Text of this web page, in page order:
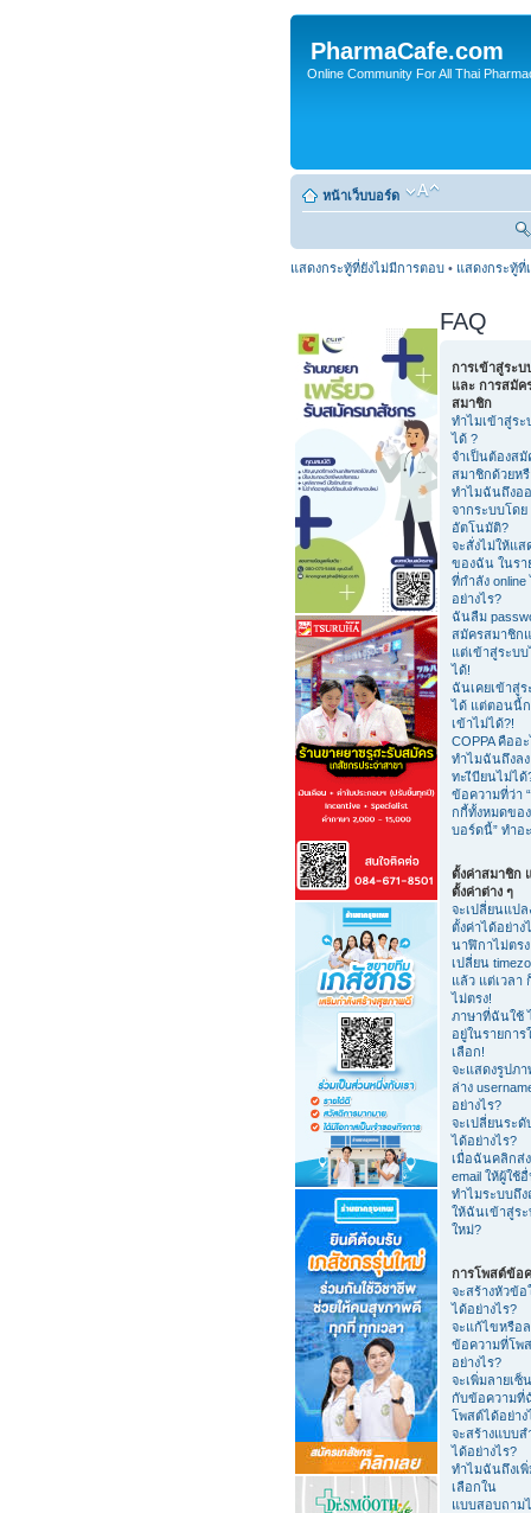
PharmaCafe.com
Online Community For All Thai
หน้าเว็บบอร์ด
แสดงกระทู้ที่ยังไม่มีการตอบ • แสดงกระทู้ที่
FAQ
การเข้าสู่ระบ
และ การสมัค
สมาชิก
ทำไมเข้าสู่ระ
ได้ ?
จำเป็นต้องสมั
สมาชิกด้วยห
ทำไมฉันถึงอ
จากระบบโดย
อัตโนมัติ?
จะสั่งไม่ให้แส
ของฉัน ในรา
ที่กำลัง online
อย่างไร?
ฉันลืม
สมัครสมาชิก
แต่เข้าสู่ระบบ
ได้!
ฉันเคยเข้าสู่ร
ได้ แต่ตอนนี้
เข้าไม่ได้?!
COPPA คืออ
ทำไมฉันถึงลง
ทะเีบียนไม่ได้
ข้อความที่ว่า
กกี้ทั้งหมดของ
บอร์ดนี้” ทำอ
ตั้งค่าสมาชิก
ตั้งค่าต่าง ๆ
จะเปลี่ยนแปล
ตั้งค่าได้อย่าง
นาฬิกาไม่ตร
เปลี่ยน
แล้ว แต่เวลา
ไม่ตรง!
ภาษาที่ฉันใช้
อยู่ในรายการ
เลือก!
จะแสดงรูปภ
ล่าง
อย่างไร?
จะเปลี่ยนระ
ได้อย่างไร?
เมื่อฉันคลิกส่ง
email ให้ผู้ใช้
ทำไมระบบถึง
ให้ฉันเข้าสู่ร
ใหม่?
การโพสต์ข้อ
จะสร้างหัวข้อ
ได้อย่างไร?
จะแก้ไขหรือ
ข้อความที่โพ
อย่างไร?
จะเพิ่มลายเซ็
กับข้อความที่
โพสต์ได้อย่าง
จะสร้างแบบส
ได้อย่างไร?
ทำไมฉันถึงเ
เลือกใน
แบบสอบถาม